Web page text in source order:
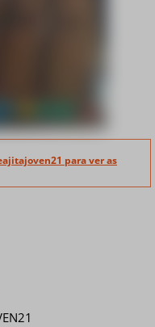
para ver as